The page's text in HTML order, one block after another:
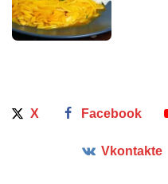
X Facebook
Vkontakte